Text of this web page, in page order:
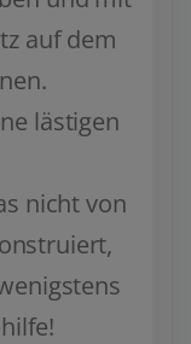
(2024-06-02)